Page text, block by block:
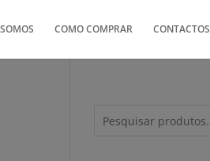
COMO COMPRAR CONTACTOS